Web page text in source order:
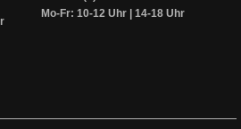
Mo-Fr: 10-12 Uhr | 14-18 Uhr